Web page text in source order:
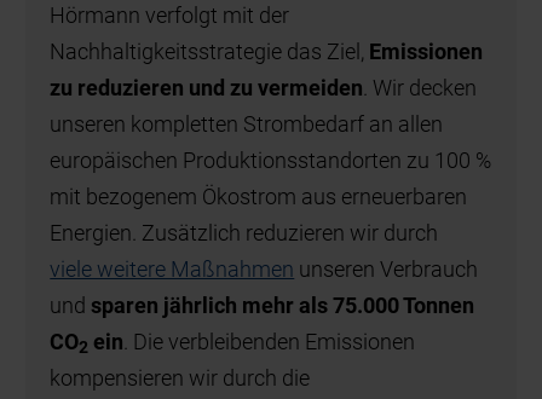
Hörmann verfolgt mit der
Nachhaltigkeitsstrategie das Ziel, Emissionen
zu reduzieren und zu vermeiden . Wir decken
unseren kompletten Strombedarf an allen
europäischen Produktionsstandorten zu 100 %
mit bezogenem Ökostrom aus erneuerbaren
Energien. Zusätzlich reduzieren wir durch
viele weitere Maßnahmen unseren Verbrauch
und sparen jährlich mehr als 75.000 Tonnen
CO2 ein . Die verbleibenden Emissionen
kompensieren wir durch die